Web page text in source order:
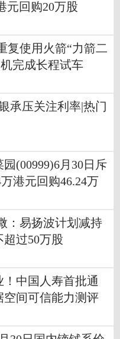
元回购20万股
复使用火箭“力箭二
完成长程试车
承压关注利率|热门
(00999)6月30日斥
港元回购46.24万
：易扬波计划减持
过50万股
！中国人寿首批通
空间可信能力测评